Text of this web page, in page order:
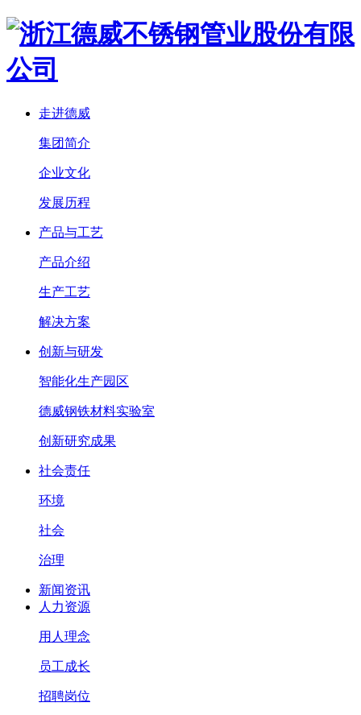
走进德威
集团简介
企业文化
发展历程
产品与工艺
产品介绍
生产工艺
解决方案
创新与研发
智能化生产园区
德威钢铁材料实验室
创新研究成果
社会责任
环境
社会
治理
新闻资讯
人力资源
用人理念
员工成长
招聘岗位